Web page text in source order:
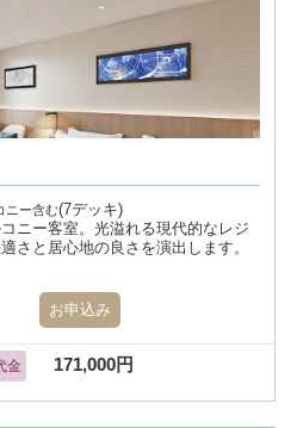
ニー含む(7デッキ)
ニー客室。光溢れる現代的なレジ
さと居心地の良さを演出します。
お申込み
金 171,000円